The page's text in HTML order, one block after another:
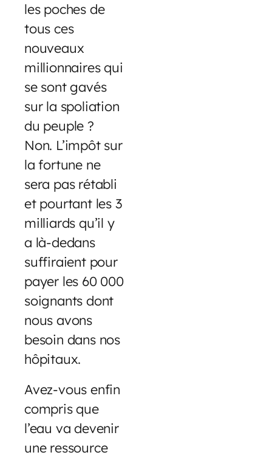
les poches de
tous ces
nouveaux
millionnaires qui
se sont gavés
sur la spoliation
du peuple ?
Non. L’impôt sur
la fortune ne
sera pas rétabli
et pourtant les 3
milliards qu’il y
a là-dedans
suffiraient pour
payer les 60 000
soignants dont
nous avons
besoin dans nos
hôpitaux.
Avez-vous enfin
compris que
l’eau va devenir
une ressource